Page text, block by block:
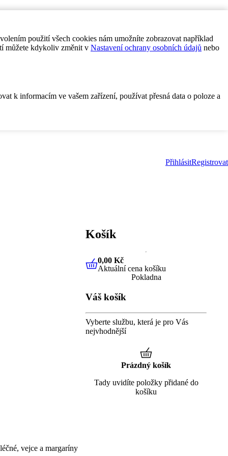
použití všech cookies nám umožníte zobrazovat například
můžete kdykoliv změnit v Nastavení ochrany osobních údajů nebo
k informacím ve vašem zařízení, používat přesná data o poloze a
PřihlásitRegistrovat
vejce a margaríny
Košík
0,00 KčAktuální cena košíku
0,00 Kč
Aktuální cena košíku
Pokladna
Váš košík
Vyberte službu, která je pro Vás
nejvhodnější
Prázdný košík
Tady uvidíte položky přidané do
košíku